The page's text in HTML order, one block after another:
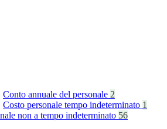
Conto annuale del personale 2
Costo personale tempo indeterminato 1
non a tempo indeterminato 56